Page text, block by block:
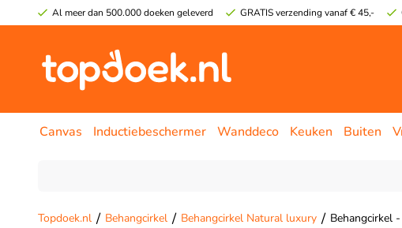
Al meer dan 500.000 doeken geleverd GRATIS verzending vanaf € 45,-
Canvas Inductiebeschermer Wanddeco Keuken Buiten
Topdoek.nl / Behangcirkel / Behangcirkel Natural luxury / Behangcirkel